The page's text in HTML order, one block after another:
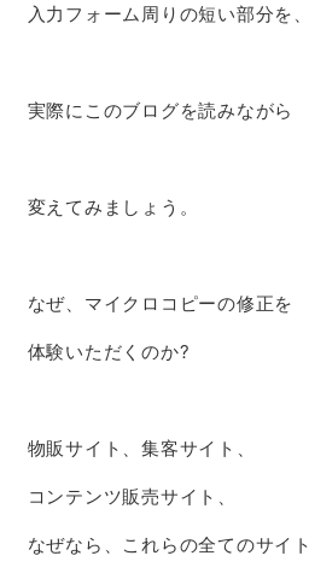
入力フォーム周りの短い部分を、
実際にこのブログを読みながら
変えてみましょう。
なぜ、マイクロコピーの修正を
体験いただくのか?
物販サイト、集客サイト、
コンテンツ販売サイト、
なぜなら、これらの全てのサイト